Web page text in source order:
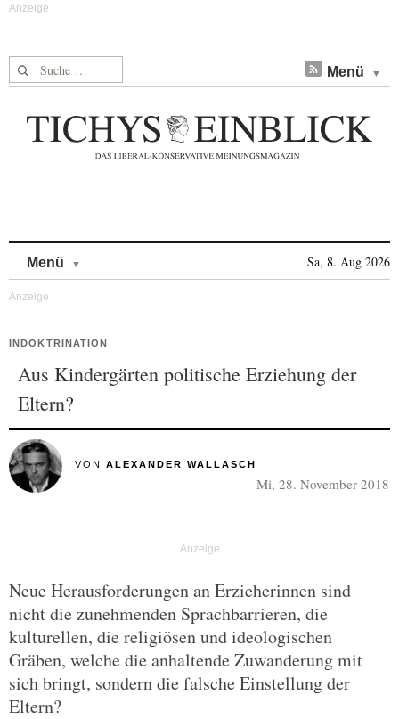
Suche nach: Menü
Menü Sa, 8. Aug 2026
INDOKTRINATION
Aus Kindergärten politische Erziehung der
Eltern?
VON ALEXANDER WALLASCH
Mi, 28. November 2018
Neue Herausforderungen an Erzieherinnen sind
nicht die zunehmenden Sprachbarrieren, die
kulturellen, die religiösen und ideologischen
Gräben, welche die anhaltende Zuwanderung mit
sich bringt, sondern die falsche Einstellung der
Eltern?